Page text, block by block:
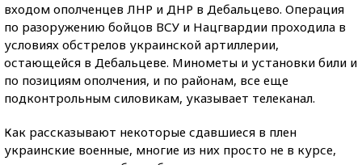
входом ополченцев ЛНР и ДНР в Дебальцево. Операция
по разоружению бойцов ВСУ и Нацгвардии проходила в
условиях обстрелов украинской артиллерии,
остающейся в Дебальцеве. Минометы и установки били и
по позициям ополчения, и по районам, все еще
подконтрольным силовикам, указывает телеканал.
Как рассказывают некоторые сдавшиеся в плен
украинские военные, многие из них просто не в курсе,